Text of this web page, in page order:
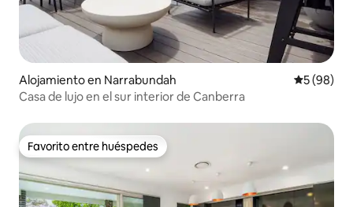
Alojamiento en Narrabundah
5 (98)
Casa de lujo en el sur interior de Canberra
Favorito entre huéspedes
Favorito entre huéspedes